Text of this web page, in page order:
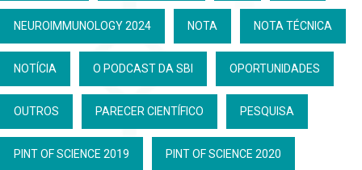
NEUROIMMUNOLOGY 2024 NOTA NOTA TÉCNICA
NOTÍCIA O PODCAST DA SBI OPORTUNIDADES
OUTROS PARECER CIENTÍFICO PESQUISA
PINT OF SCIENCE 2019 PINT OF SCIENCE 2020